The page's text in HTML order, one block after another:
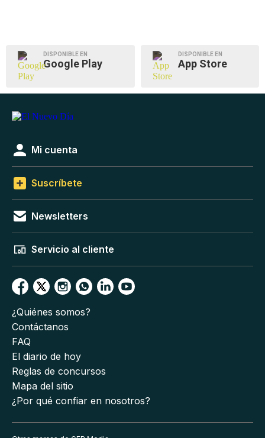
DISPONIBLE EN
Google Play
DISPONIBLE EN
App Store
Mi cuenta
Suscríbete
Newsletters
Servicio al cliente
¿Quiénes somos?
Contáctanos
FAQ
El diario de hoy
Reglas de concursos
Mapa del sitio
¿Por qué confiar en nosotros?